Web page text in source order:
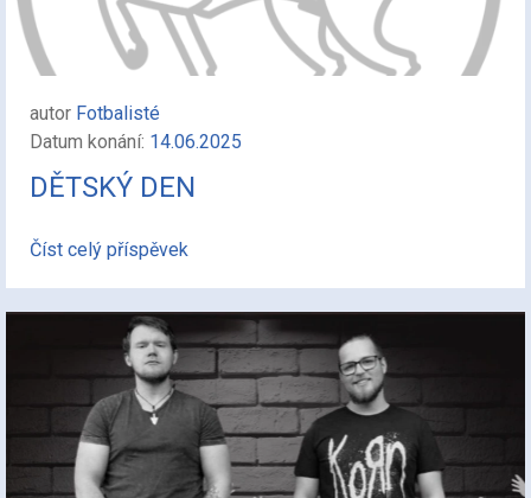
autor Fotbalisté
Datum konání: 14.06.2025
DĚTSKÝ DEN
Číst celý příspěvek